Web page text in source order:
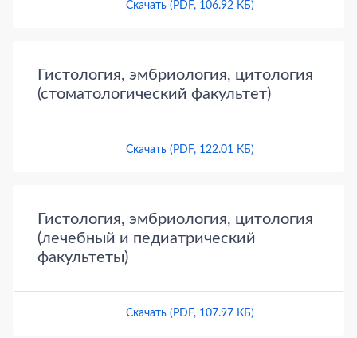
Скачать (PDF, 106.92 КБ)
Гистология, эмбриология, цитология
(стоматологический факультет)
Скачать (PDF, 122.01 КБ)
Гистология, эмбриология, цитология
(лечебный и педиатрический
факультеты)
Скачать (PDF, 107.97 КБ)